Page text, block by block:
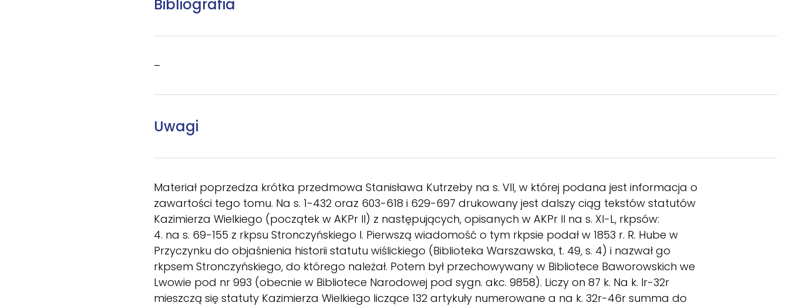
Bibliografia
–
Uwagi
Materiał poprzedza krótka przedmowa Stanisława Kutrzeby na s. VII, w której podana jest informacja o
zawartości tego tomu. Na s. 1-432 oraz 603-618 i 629-697 drukowany jest dalszy ciąg tekstów statutów
Kazimierza Wielkiego (początek w AKPr II) z następujących, opisanych w AKPr II na s. XI-L, rkpsów:
4. na s. 69-155 z rkpsu Stronczyńskiego I. Pierwszą wiadomość o tym rkpsie podał w 1853 r. R. Hube w
Przyczynku do objaśnienia historii statutu wiślickiego (Biblioteka Warszawska, t. 49, s. 4) i nazwał go
rkpsem Stronczyńskiego, do którego należał. Potem był przechowywany w Bibliotece Baworowskich we
Lwowie pod nr 993 (obecnie w Bibliotece Narodowej pod sygn. akc. 9858). Liczy on 87 k. Na k. lr-32r
mieszczą się statuty Kazimierza Wielkiego liczące 132 artykuły numerowane a na k. 32r-46r summa do